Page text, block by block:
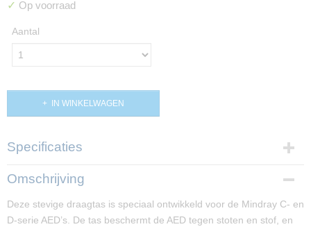
✓ Op voorraad
Aantal
IN WINKELWAGEN
Specificaties
Productcode
Omschrijving
Deze stevige draagtas is speciaal ontwikkeld voor de Mindray C- en
D-serie AED’s. De tas beschermt de AED tegen stoten en stof, en